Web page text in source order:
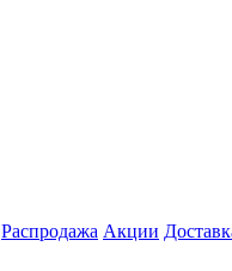
Распродажа Акции